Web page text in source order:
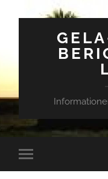
Mobile-
Menü